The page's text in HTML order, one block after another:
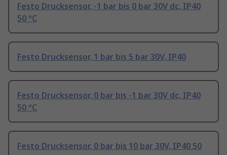
Festo Drucksensor, -1 bar bis 0 bar 30V dc, IP40
50 °C
Festo Drucksensor, 1 bar bis 5 bar 30V, IP40
Festo Drucksensor, 0 bar bis -1 bar 30V dc, IP40
50 °C
Festo Drucksensor, 0 bar bis 10 bar 30V, IP40 50